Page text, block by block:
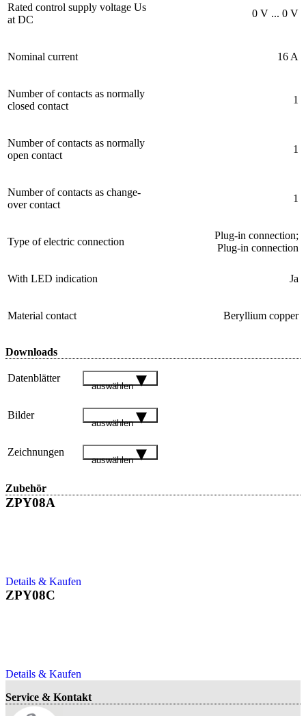
Rated control supply voltage Us
at DC
0 V ... 0 V
Nominal current 16 A
Number of contacts as normally
closed contact
1
Number of contacts as normally
open contact
1
Number of contacts as change-
over contact
1
Type of electric connection
Plug-in connection;
Plug-in connection
With LED indication Ja
Material contact Beryllium copper
Downloads
Datenblätter
auswählen
Bilder
auswählen
Zeichnungen
auswählen
Zubehör
ZPY08A
Details & Kaufen
ZPY08C
Details & Kaufen
Service & Kontakt